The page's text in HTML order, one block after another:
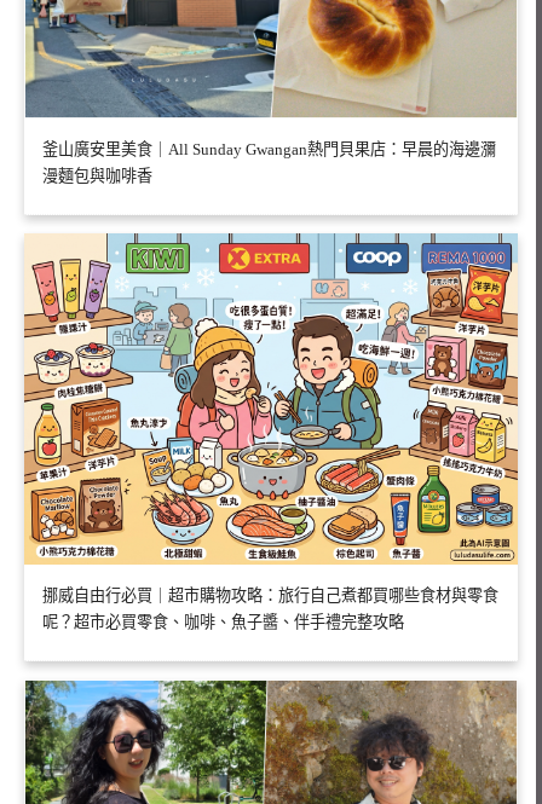
釜山廣安里美食｜All Sunday Gwangan熱門貝果店：早晨的海邊瀰
漫麵包與咖啡香
挪威自由行必買｜超市購物攻略：旅行自己煮都買哪些食材與零食
呢？超市必買零食、咖啡、魚子醬、伴手禮完整攻略